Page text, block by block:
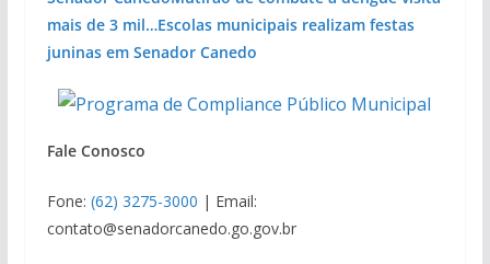
mais de 3 mil…Escolas municipais realizam festas
juninas em Senador Canedo
Fale Conosco
Fone: (62) 3275-3000 | Email:
contato@senadorcanedo.go.gov.br